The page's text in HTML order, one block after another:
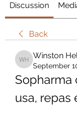
Discussion
Back
Winston Helliwell
Winston
September
usa, repas